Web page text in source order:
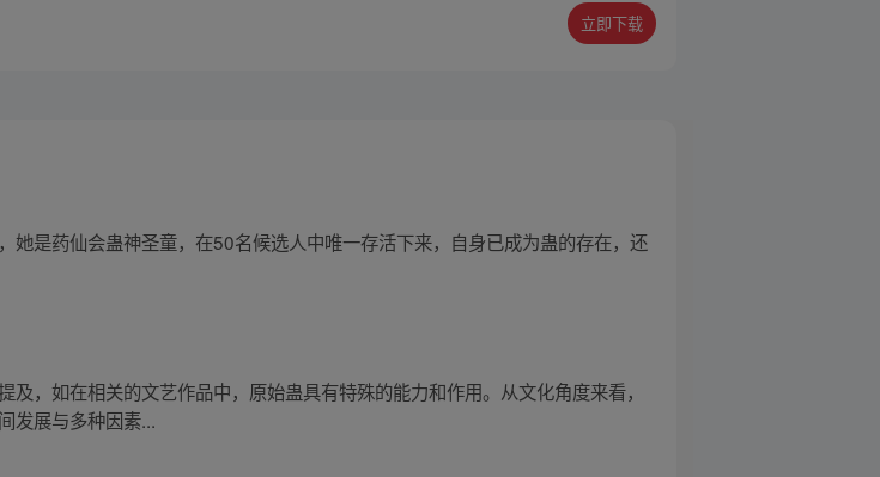
立即下载
是药仙会蛊神圣童，在50名候选人中唯一存活下来，自身已成为蛊的存在，还
，如在相关的文艺作品中，原始蛊具有特殊的能力和作用。从文化角度来看，
发展与多种因素...